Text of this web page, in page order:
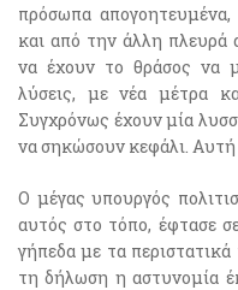
πρόσωπα
και από την άλλη πλευρά
να έχουν το θράσος να
λύσεις, με νέα μέτρα
Συγχρόνως έχουν μία
να σηκώσουν κεφάλι. Αυτή
Ο μέγας υπουργός
αυτός στο τόπο, έφτασε
γήπεδα με τα
τη δήλωση η αστυνομία